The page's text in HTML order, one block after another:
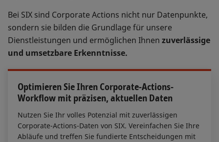
Bei SIX sind Corporate Actions nicht nur Datenpunkte,
sondern sie bilden die Grundlage für unsere
Dienstleistungen und ermöglichen Ihnen zuverlässige
und umsetzbare Erkenntnisse.
Optimieren Sie Ihren Corporate-Actions-
Workflow mit präzisen, aktuellen Daten
Nutzen Sie Ihr volles Potenzial mit zuverlässigen
Corporate-Actions-Daten von SIX. Vereinfachen Sie Ihre
Abläufe und treffen Sie fundierte Entscheidungen mit